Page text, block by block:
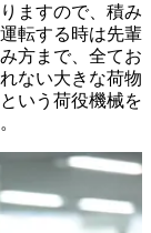
ますので、積み
転する時は先輩
方まで、全てお
ない大きな荷物
いう荷役機械を